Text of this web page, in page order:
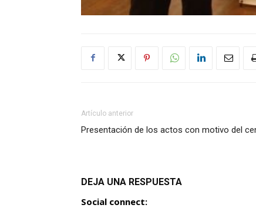
Artículo anterior
Presentación de los actos con motivo del
DEJA UNA RESPUESTA
Social connect: